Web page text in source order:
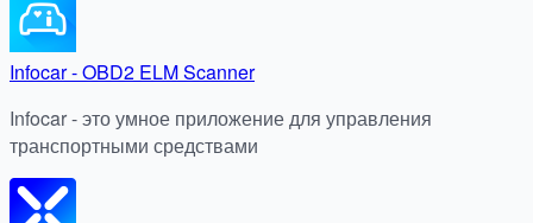
Infocar - OBD2 ELM Scanner
Infocar - это умное приложение для управления
транспортными средствами